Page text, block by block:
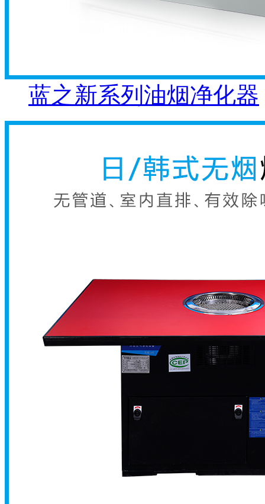
蓝之新系列油烟净化器